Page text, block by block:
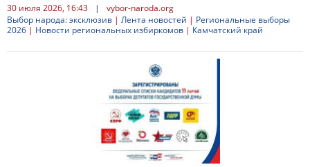
30 июля 2026, 16:43 |
vybor-naroda.org
Выбор народа: эксклюзив | Лента новостей | Региональные выборы
2026 | Новости региональных избиркомов | Камчатский край